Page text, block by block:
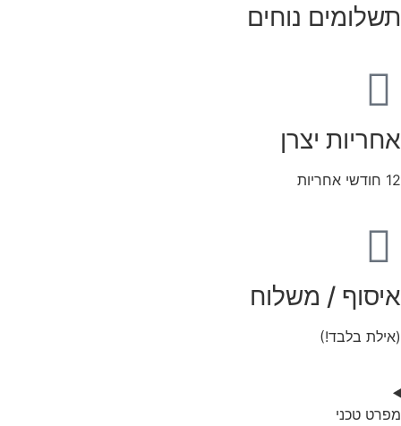
תשלומים נוחים
אחריות יצרן
12 חודשי אחריות
איסוף / משלוח
(אילת בלבד!)
מפרט טכני